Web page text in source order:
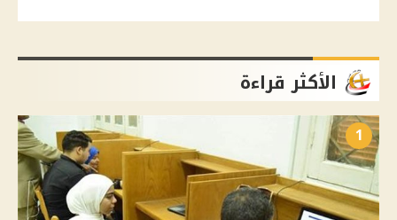
الأكثر قراءة
1